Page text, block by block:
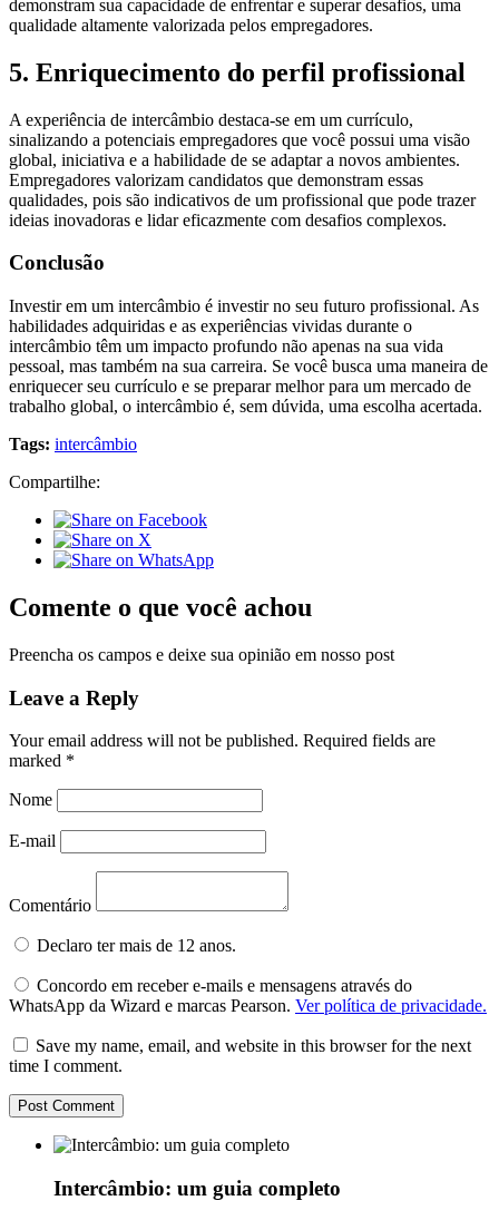
demonstram sua capacidade de enfrentar e superar desafios, uma
qualidade altamente valorizada pelos empregadores.
5. Enriquecimento do perfil profissional
A experiência de intercâmbio destaca-se em um currículo,
sinalizando a potenciais empregadores que você possui uma visão
global, iniciativa e a habilidade de se adaptar a novos ambientes.
Empregadores valorizam candidatos que demonstram essas
qualidades, pois são indicativos de um profissional que pode trazer
ideias inovadoras e lidar eficazmente com desafios complexos.
Conclusão
Investir em um intercâmbio é investir no seu futuro profissional. As
habilidades adquiridas e as experiências vividas durante o
intercâmbio têm um impacto profundo não apenas na sua vida
pessoal, mas também na sua carreira. Se você busca uma maneira de
enriquecer seu currículo e se preparar melhor para um mercado de
trabalho global, o intercâmbio é, sem dúvida, uma escolha acertada.
Tags: intercâmbio
Compartilhe:
Comente o que você achou
Preencha os campos e deixe sua opinião em nosso post
Leave a Reply
Your email address will not be published. Required fields are
marked *
Nome
E-mail
Comentário
Declaro ter mais de 12 anos.
Concordo em receber e-mails e mensagens através do
WhatsApp da Wizard e marcas Pearson. Ver política de privacidade.
Save my name, email, and website in this browser for the next
time I comment.
Intercâmbio: um guia completo